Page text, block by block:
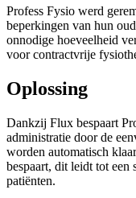
Profess Fysio werd
beperkingen van hun
onnodige hoeveelheid
voor contractvrije
Oplossing
Dankzij Flux bespaart
administratie door de
worden automatisch
bespaart, dit leidt tot een
patiënten.